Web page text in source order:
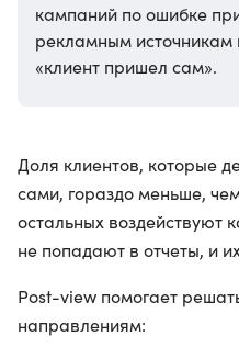
кампаний по ошибке
рекламным источникам
«клиент пришел сам».
Доля клиентов, которые
сами, гораздо меньше,
остальных воздействуют
не попадают в отчеты, и
Post-view помогает
направлениям: